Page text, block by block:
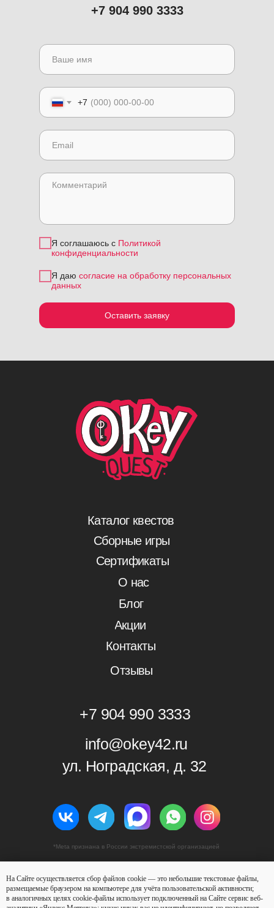
+7 904 990 3333
+7
Я соглашаюсь с Политикой
конфиденциальности
Я даю согласие на обработку персональных
данных
Оставить заявку
На Сайте осуществляется сбор файлов cookie — это небольшие текстовые файлы,
размещаемые браузером на компьютере для учёта пользовательской активности;
в аналогичных целях cookie-файлы использует подключенный на Сайте сервис веб-